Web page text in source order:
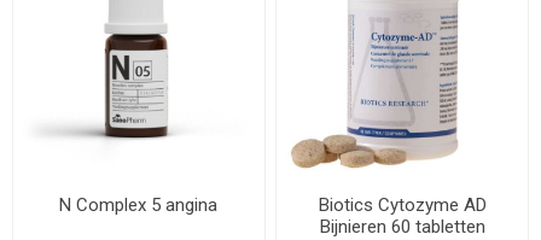
N Complex 5 angina
Biotics Cytozyme AD
Bijnieren 60 tabletten